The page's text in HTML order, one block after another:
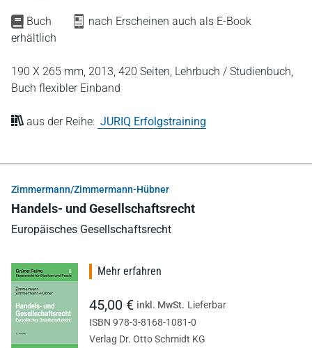
Buch
nach Erscheinen auch als E-Book
erhältlich
190 X 265 mm, 2013, 420 Seiten, Lehrbuch / Studienbuch,
Buch flexibler Einband
aus der Reihe: JURIQ Erfolgstraining
Zimmermann/Zimmermann-Hübner
Handels- und Gesellschaftsrecht
Europäisches Gesellschaftsrecht
Mehr erfahren
45,00 € inkl. MwSt. Lieferbar
ISBN 978-3-8168-1081-0
Verlag Dr. Otto Schmidt KG